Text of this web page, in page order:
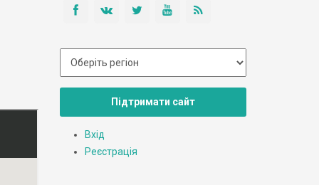
Підтримати сайт
Вхід
Реєстрація